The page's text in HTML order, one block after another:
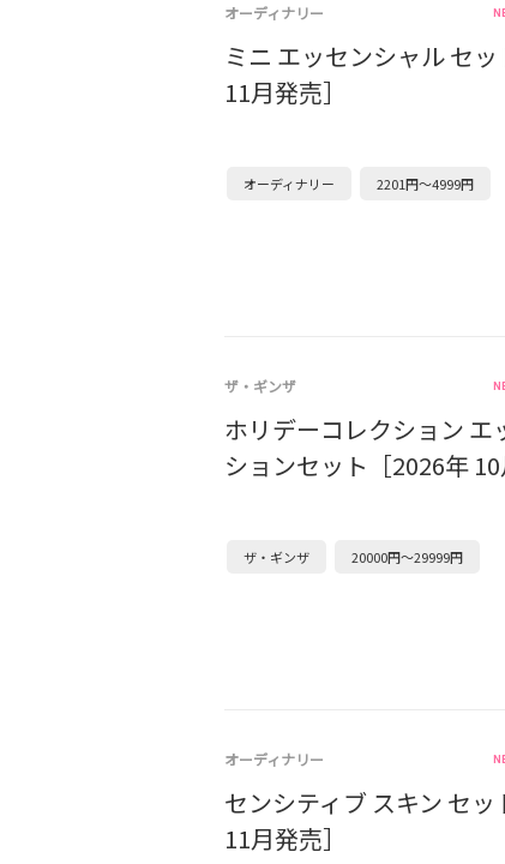
オーディナリー
ミニ エッセンシャル セ
11月発売］
オーディナリー 2201円～4999円
ザ・ギンザ
ホリデーコレクション エ
ションセット［2026年 10
ザ・ギンザ 20000円～29999円
オーディナリー
センシティブ スキン セ
11月発売］